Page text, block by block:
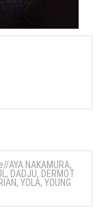
AYA NAKAMURA,
DADJU, DERMOT
YOLA, YOUNG